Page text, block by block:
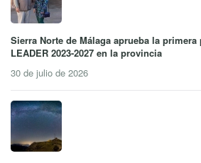
Sierra Norte de Málaga aprueba la
LEADER 2023-2027 en la provincia
30 de julio de 2026